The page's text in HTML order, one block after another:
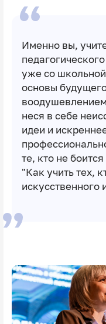
Именно вы,
уже со
основы
неся в себе
идеи и
те, кто не
"Как учить тех,
искусственного